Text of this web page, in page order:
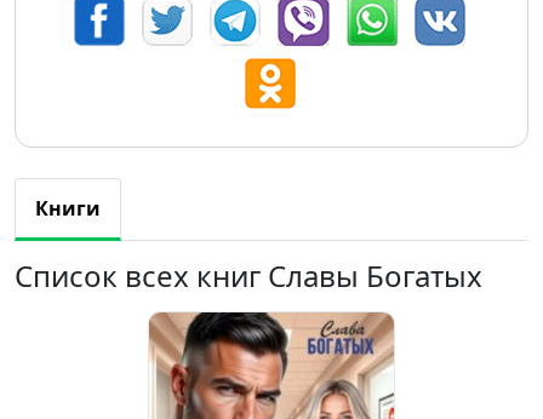
Книги
Список всех книг Славы Богатых